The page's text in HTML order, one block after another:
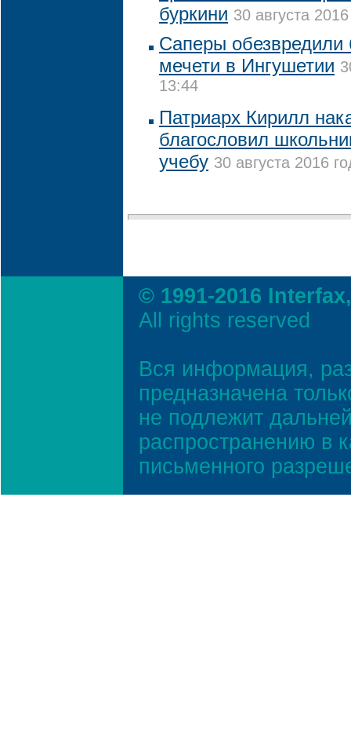
буркини 30 августа
Саперы
мечети в Ингушетии
13:44
Патриарх Кирилл
благословил
учебу 30 августа 2016
© 1991-2016
All rights reserved
Вся информация,
предназначена
не подлежит
распространению в
письменного